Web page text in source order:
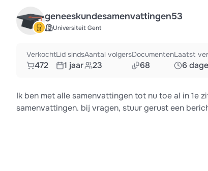
geneeskundesamenvattingen53
Universiteit Gent
Verkocht
472
Lid sinds
1 jaar
Aantal volgers
23
Documenten
68
Laatst
6
Ik ben met alle samenvattingen tot nu toe al in 1e
samenvattingen. bij vragen, stuur gerust een